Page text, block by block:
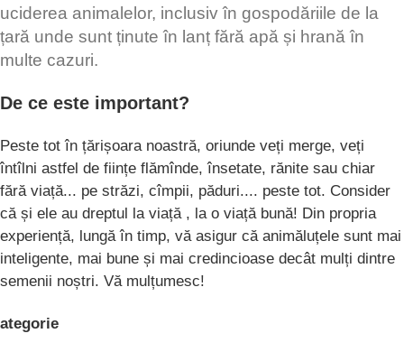
uciderea animalelor, inclusiv în gospodăriile de la
țară unde sunt ținute în lanț fără apă și hrană în
multe cazuri.
De ce este important?
Peste tot în țărișoara noastră, oriunde veți merge, veți
întîlni astfel de ființe flămînde, însetate, rănite sau chiar
fără viață... pe străzi, cîmpii, păduri.... peste tot. Consider
că și ele au dreptul la viață , la o viață bună! Din propria
experiență, lungă în timp, vă asigur că animăluțele sunt mai
inteligente, mai bune și mai credincioase decât mulți dintre
semenii noștri. Vă mulțumesc!